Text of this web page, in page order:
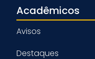
Acadêmicos
Avisos
Destaques